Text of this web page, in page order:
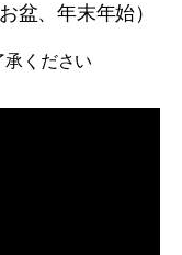
盆、年末年始）
ください